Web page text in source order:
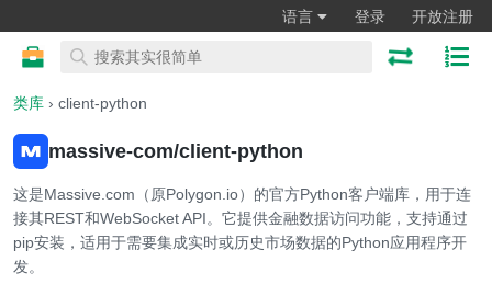
语言 登录 开放注册
类库 › client-python
massive-com/client-python
这是Massive.com（原Polygon.io）的官方Python客户端库，用于连
接其REST和WebSocket API。它提供金融数据访问功能，支持通过
pip安装，适用于需要集成实时或历史市场数据的Python应用程序开
发。